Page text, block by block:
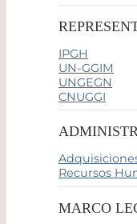
IPGH
UN-GGIM
UNGEGN
CNUGGI
Recursos
MARCO